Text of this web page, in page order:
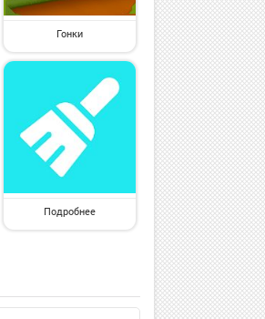
Гонки
Подробнее